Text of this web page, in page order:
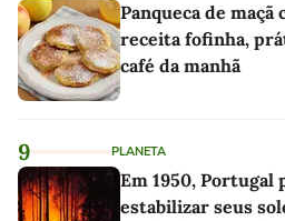
Panqueca de maçã
receita fofinha,
café da manhã
9 PLANETA
Em 1950, Portugal
estabilizar seus